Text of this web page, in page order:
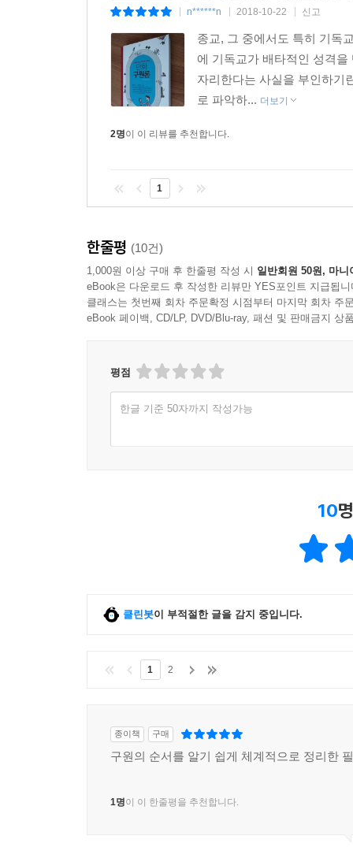
n******n 2018-10-22 신고
종교, 그 중에서도 특히 기독
에 기독교가 배타적인 성격
자리한다는 사실을 부인하기
로 파악하... 더보기
2명이 이 리뷰를 추천합니다.
1
한줄평 (10건)
1,000원 이상 구매 후 한줄평 작성 시 일반회원 50원, 마니
eBook은 다운로드 후 작성한 리뷰만 YES포인트 지급됩니
클래스는 첫번째 회차 주문확정 시점부터 마지막 회차 주
eBook 페이백, CD/LP, DVD/Blu-ray, 패션 및 판매금지 상
평점
한글 기준 50자까지 작성가능
10
클린봇이 부적절한 글을 감지 중입니다.
1 2
종이책 구매
구원의 순서를 알기 쉽게 체계적으로 정리한
1명이 이 한줄평을 추천합니다.